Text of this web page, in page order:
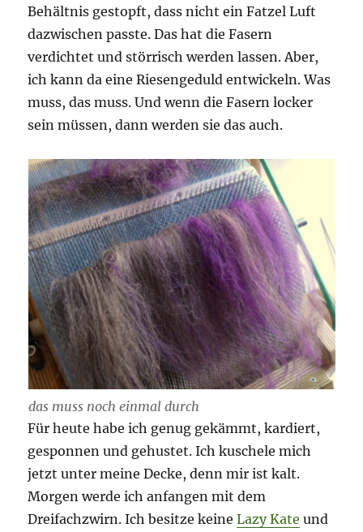
Behältnis gestopft, dass nicht ein Fatzel Luft
dazwischen passte. Das hat die Fasern
verdichtet und störrisch werden lassen. Aber,
ich kann da eine Riesengeduld entwickeln. Was
muss, das muss. Und wenn die Fasern locker
sein müssen, dann werden sie das auch.
das muss noch einmal durch
Für heute habe ich genug gekämmt, kardiert,
gesponnen und gehustet. Ich kuschele mich
jetzt unter meine Decke, denn mir ist kalt.
Morgen werde ich anfangen mit dem
Dreifachzwirn. Ich besitze keineLazy Kate und